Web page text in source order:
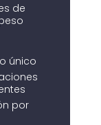
de
único
por